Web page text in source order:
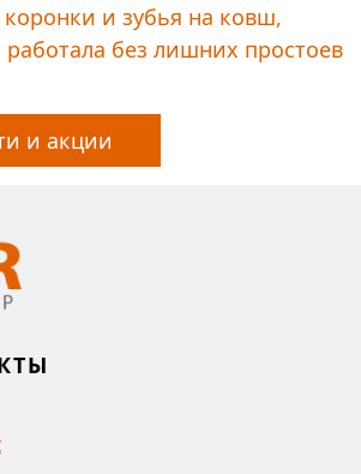
и зубья на ковш,
без лишних простоев
и акции